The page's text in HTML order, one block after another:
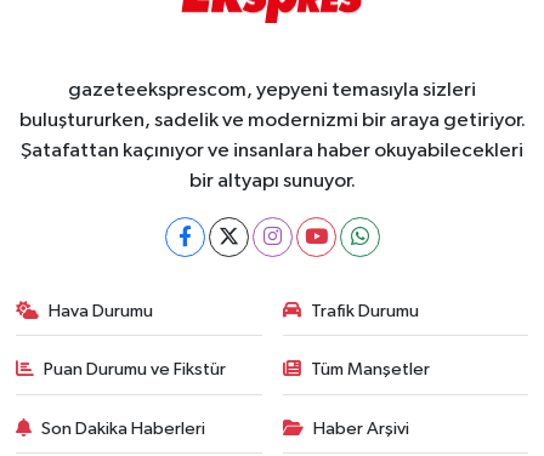
gazeteeksprescom, yepyeni temasıyla sizleri
buluştururken, sadelik ve modernizmi bir araya getiriyor.
Şatafattan kaçınıyor ve insanlara haber okuyabilecekleri
bir altyapı sunuyor.
Hava Durumu Trafik Durumu
Puan Durumu ve Fikstür Tüm Manşetler
Son Dakika Haberleri Haber Arşivi